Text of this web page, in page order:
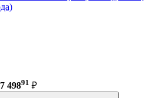
7 49891 ₽